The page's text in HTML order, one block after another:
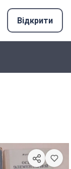
Відкрити